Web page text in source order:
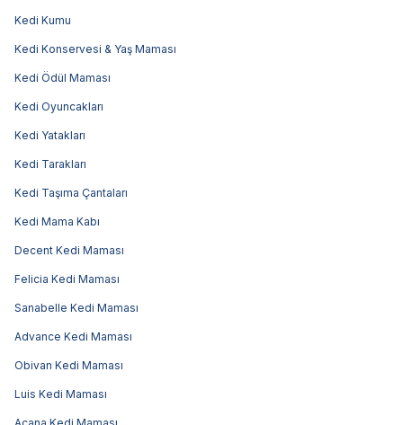
Kedi Kumu
Kedi Konservesi & Yaş Maması
Kedi Ödül Maması
Kedi Oyuncakları
Kedi Yatakları
Kedi Tarakları
Kedi Taşıma Çantaları
Kedi Mama Kabı
Decent Kedi Maması
Felicia Kedi Maması
Sanabelle Kedi Maması
Advance Kedi Maması
Obivan Kedi Maması
Luis Kedi Maması